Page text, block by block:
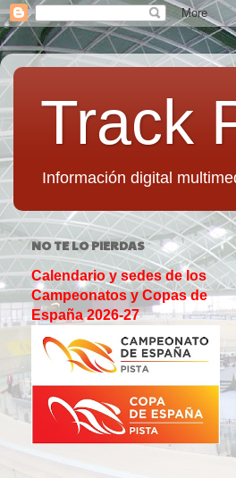
Track
Información digital
NO TE LO PIERDAS
Calendario y sedes de los
Campeonatos y Copas de
España 2026-27